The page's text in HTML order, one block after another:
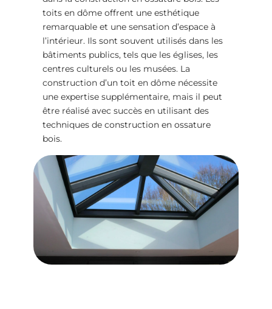
toits en dôme offrent une esthétique
remarquable et une sensation d’espace à
l’intérieur. Ils sont souvent utilisés dans les
bâtiments publics, tels que les églises, les
centres culturels ou les musées. La
construction d’un toit en dôme nécessite
une expertise supplémentaire, mais il peut
être réalisé avec succès en utilisant des
techniques de construction en ossature
bois.